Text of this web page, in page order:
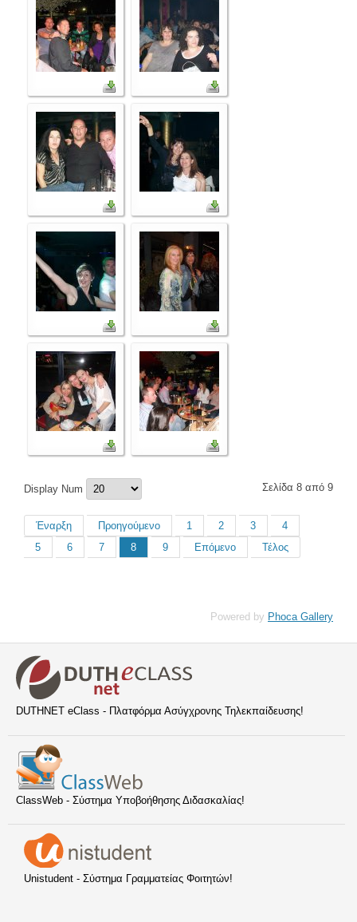
Display Num Σελίδα 8 από 9
Έναρξη Προηγούμενο 1 2 3
4
5
6 7 8 9 Επόμενο Τέλος
Powered by Phoca Gallery
DUTHNET eClass - Πλατφόρμα Ασύγχρονης Τηλεκπαίδευσης!
ClassWeb - Σύστημα Υποβοήθησης Διδασκαλίας!
Unistudent - Σύστημα Γραμματείας Φοιτητών!